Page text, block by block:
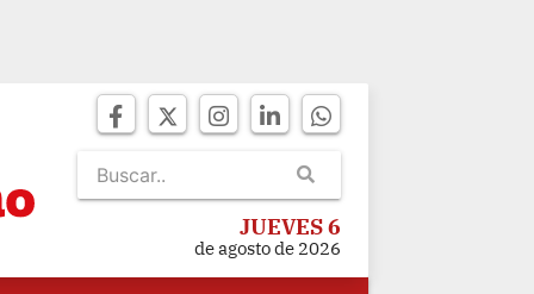
JUEVES 6
de agosto de 2026